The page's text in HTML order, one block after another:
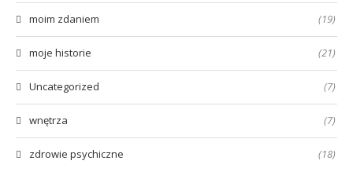
moim zdaniem (19)
moje historie (21)
Uncategorized (7)
wnętrza (7)
zdrowie psychiczne (18)